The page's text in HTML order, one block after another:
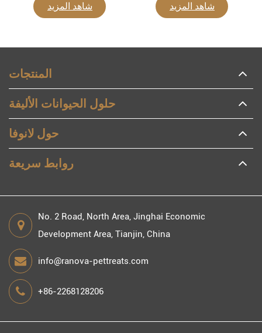
شاهد المزيد شاهد المزيد
المنتجات
حلول الحيوانات الأليفة
حول لانوفا
روابط سريعة
No. 2 Road, North Area, Jinghai Economic
Development Area, Tianjin, China
info@ranova-pettreats.com
+86-2268128206